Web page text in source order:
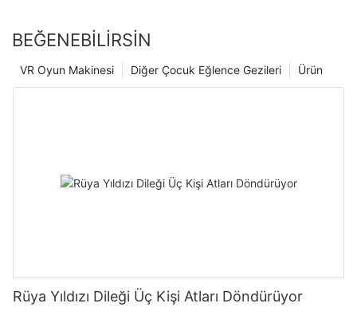
BEĞENEBILIRSIN
Ürün
Diğer Çocuk Eğlence Gezileri
VR Oyun Makinesi
Rüya Yıldızı Dileği Üç Kişi Atları Döndürüyor